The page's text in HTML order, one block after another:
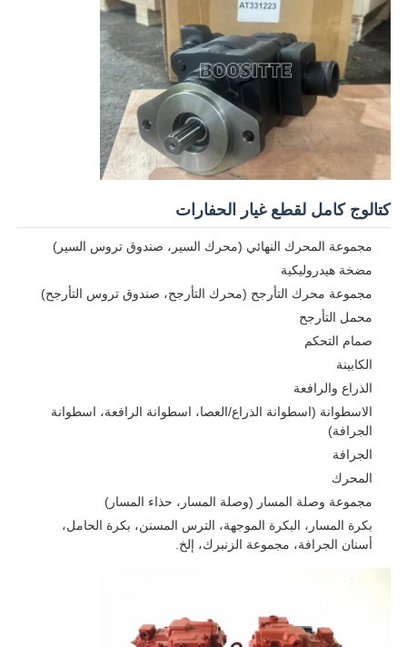
كتالوج كامل لقطع غيار الحفارات
مجموعة المحرك النهائي (محرك السير، صندوق تروس السير)
مضخة هيدروليكية
مجموعة محرك التأرجح (محرك التأرجح، صندوق تروس التأرجح)
محمل التأرجح
صمام التحكم
الكابينة
الذراع والرافعة
الاسطوانة (اسطوانة الذراع/العصا، اسطوانة الرافعة، اسطوانة
الجرافة)
الجرافة
المحرك
مجموعة وصلة المسار (وصلة المسار، حذاء المسار)
بكرة المسار، البكرة الموجهة، الترس المسنن، بكرة الحامل،
أسنان الجرافة، مجموعة الزنبرك، إلخ.